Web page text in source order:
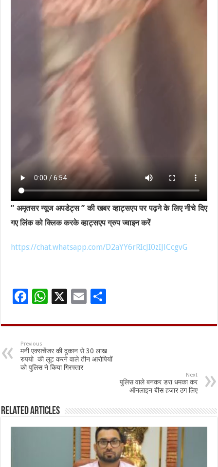
” अमृतसर न्यूज अपडेट्स ” की खबर व्हाट्सएप पर पढ़ने के लिए नीचे दिए
गए लिंक को क्लिक करके व्हाट्सएप ग्रुप ज्वाइन करें
https://chat.whatsapp.com/D2aYY6rRIcJI0zIJlCcgvG
F
e
b
o
o
W
at
sA
p
p
X
E
ai ar
Previous
मनी एक्सचेंजर की दुकान से 30 लाख
रुपयो की लूट करने वाले तीन आरोपियों
को पुलिस ने किया गिरफ्तार
Next
पुलिस वाले बनकर डरा धमका कर
ऑनलाइन बीस हजार ठग लिए
Related Articles